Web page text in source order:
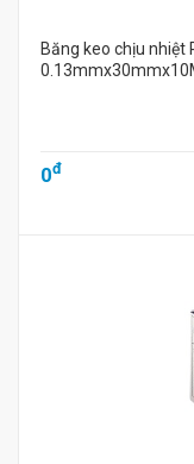
Băng keo chịu nhiệt
0đ